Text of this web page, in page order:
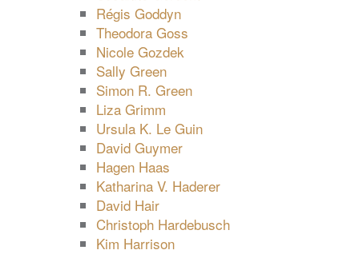
Régis Goddyn
Theodora Goss
Nicole Gozdek
Sally Green
Simon R. Green
Liza Grimm
Ursula K. Le Guin
David Guymer
Hagen Haas
Katharina V. Haderer
David Hair
Christoph Hardebusch
Kim Harrison